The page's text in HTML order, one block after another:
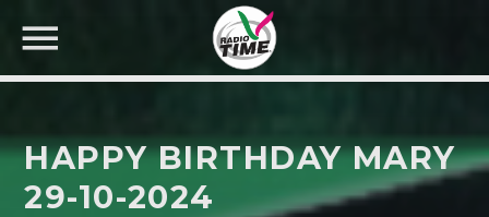
HAPPY BIRTHDAY MARY
29-10-2024